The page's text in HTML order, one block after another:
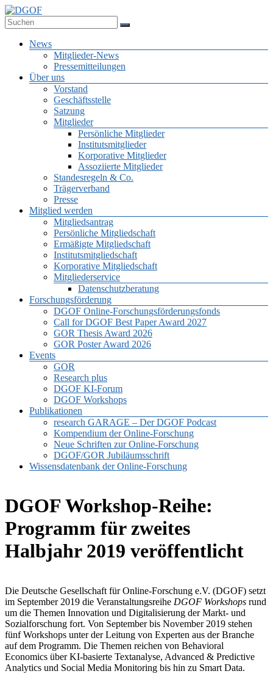
Zum
Inhalt
springen
Deutsche Gesellschaft für Online-Forschung e.V.
Menü
News
Mitglieder-News
Pressemitteilungen
Über uns
Vorstand
Geschäftsstelle
Satzung
Mitglieder
Persönliche Mitglieder
Institutsmitglieder
Korporative Mitglieder
Assoziierte Mitglieder
Standesregeln & Co.
Trägerverband
Presse
Mitglied werden
Mitgliedsantrag
Persönliche Mitgliedschaft
Ermäßigte Mitgliedschaft
Institutsmitgliedschaft
Korporative Mitgliedschaft
Mitgliederservice
Datenschutzberatung
Forschungsförderung
DGOF Online-Forschungsförderungsfonds
Call for DGOF Best Paper Award 2027
GOR Thesis Award 2026
GOR Poster Award 2026
Events
GOR
Research plus
DGOF KI-Forum
DGOF Workshops
Publikationen
research GARAGE – Der DGOF Podcast
Kompendium der Online-Forschung
Neue Schriften zur Online-Forschung
DGOF/GOR Jubiläumsschrift
Wissensdatenbank der Online-Forschung
DGOF Workshop-Reihe:
Programm für zweites
Halbjahr 2019 veröffentlicht
Die Deutsche Gesellschaft für Online-Forschung e.V. (DGOF) setzt
im September 2019 die Veranstaltungsreihe DGOF Workshops rund
um die Themen Innovation und Digitalisierung der Markt- und
Sozialforschung fort. Von September bis November 2019 stehen
fünf Workshops unter der Leitung von Experten aus der Branche
auf dem Programm. Die Themen reichen von Behavioral
Economics über KI-basierte Textanalyse, Advanced & Predictive
Analytics und Social Media Monitoring bis hin zu Smart Data.